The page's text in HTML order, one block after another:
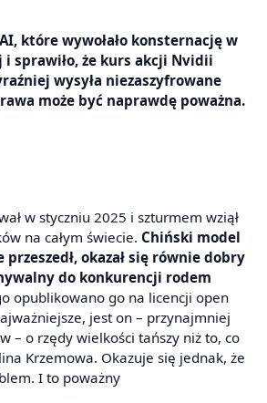
które wywołało konsternację w
i sprawiło, że kurs akcji Nvidii
wysyła niezaszyfrowane
może być naprawdę poważna.
w styczniu 2025 i szturmem wziął
na całym świecie. Chiński model
okazał się równie dobry
do konkurencji rodem
opublikowano go na licencji open
jest on – przynajmniej
– o rzędy wielkości tańszy niż to, co
Krzemowa. Okazuje się jednak, że
I to poważny